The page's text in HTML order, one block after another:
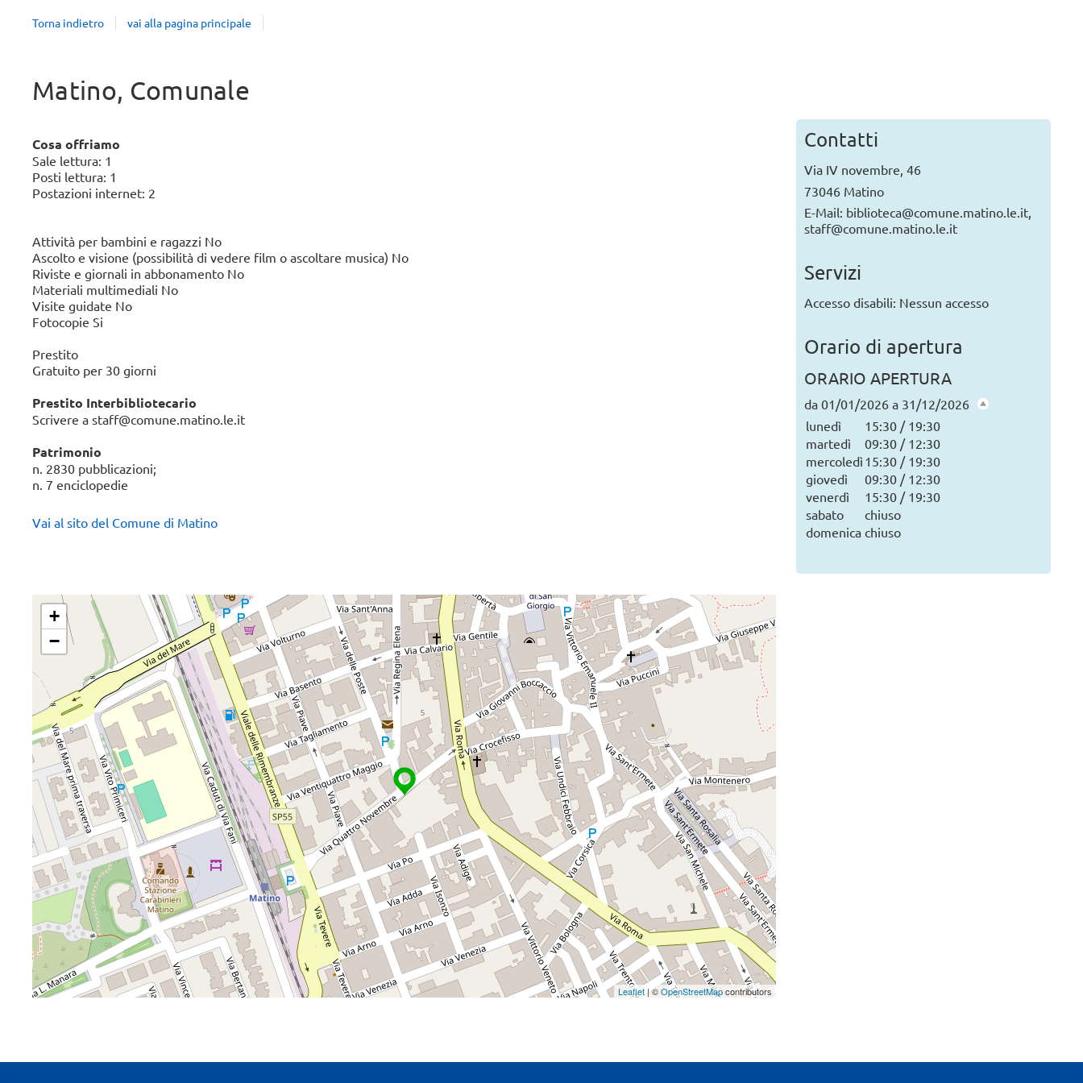
Torna indietro vai alla pagina principale
Matino, Comunale
Cosa offriamo
Sale lettura: 1
Posti lettura: 1
Postazioni internet: 2
Attività per bambini e ragazzi No
Ascolto e visione (possibilità di vedere film o ascoltare musica) No
Riviste e giornali in abbonamento No
Materiali multimediali No
Visite guidate No
Fotocopie Si
Prestito
Gratuito per 30 giorni
Prestito Interbibliotecario
Scrivere a staff@comune.matino.le.it
Patrimonio
n. 2830 pubblicazioni;
n. 7 enciclopedie
Vai al sito del Comune di Matino
+
−
Leaflet| ©OpenStreetMapcontributors
Contatti
Via IV novembre, 46
73046 Matino
E-Mail: biblioteca@comune.matino.le.it,
staff@comune.matino.le.it
Servizi
Accesso disabili: Nessun accesso
Orario di apertura
ORARIO APERTURA
da 01/01/2026 a 31/12/2026
lunedì
15:30 / 19:30
martedì
09:30 / 12:30
mercoledì 15:30 / 19:30
giovedì
09:30 / 12:30
venerdì
15:30 / 19:30
sabato
chiuso
domenica chiuso